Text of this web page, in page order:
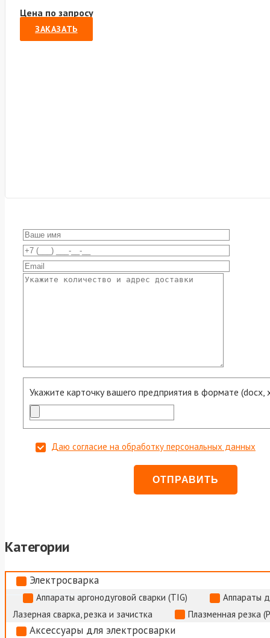
Цена по запросу
ЗАКАЗАТЬ
Укажите карточку вашего предприятия в формате (docx,
Даю согласие на обработку персональных данных
Категории
Электросварка
Аппараты аргонодуговой сварки (TIG)
Аппараты
Лазерная сварка, резка и зачистка
Плазменная резка
Аксессуары для электросварки